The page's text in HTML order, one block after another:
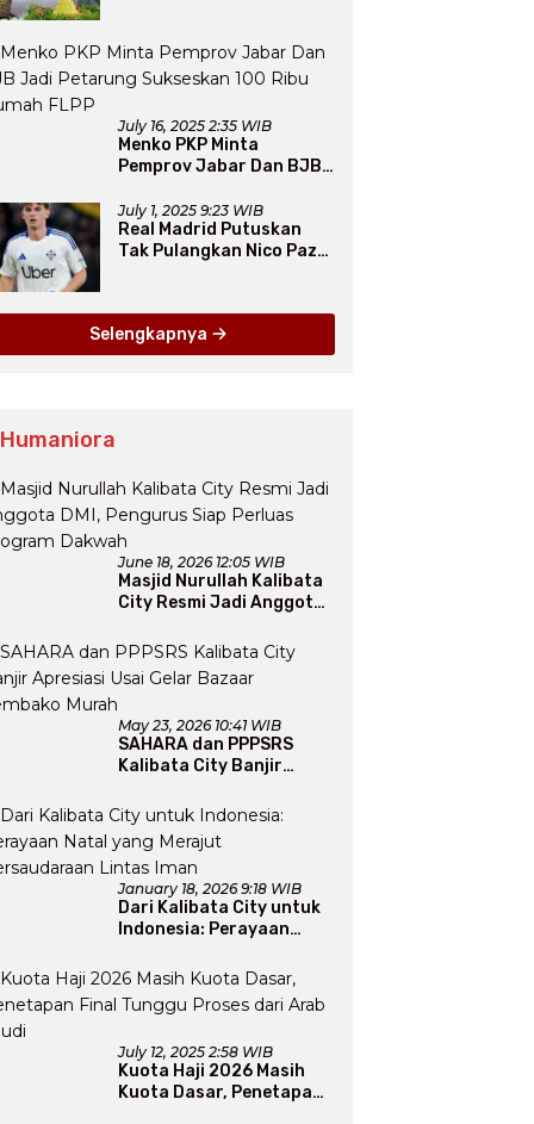
July 16, 2025 2:35 WIB
Menko PKP Minta
Pemprov Jabar Dan BJB
100 Ribu Rumah FLPP
July 1, 2025 9:23 WIB
Real Madrid Putuskan
Tak Pulangkan Nico Paz
Selengkapnya
June 18, 2026 12:05 WIB
Masjid Nurullah Kalibata
City Resmi Jadi Anggota
Perluas Program Dakwah
May 23, 2026 10:41 WIB
SAHARA dan PPPSRS
Kalibata City Banjir
Bazaar Sembako Murah
January 18, 2026 9:18 WIB
Dari Kalibata City untuk
Indonesia: Perayaan
Persaudaraan Lintas
Iman
July 12, 2025 2:58 WIB
Kuota Haji 2026 Masih
Kuota Dasar, Penetapan